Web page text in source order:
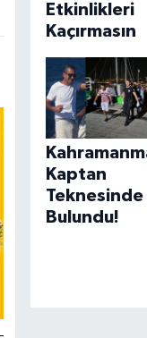
Etkinlikleri
Kaçırmasın
Kaptan
Teknesinde
Bulundu!